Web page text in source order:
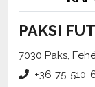
PAKSI
7030 Paks,
+36-75-510-